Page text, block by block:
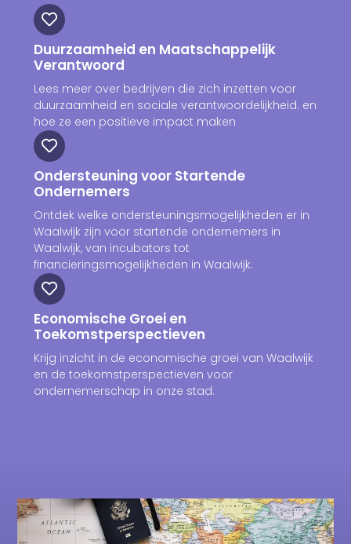
Duurzaamheid en Maatschappelijk
Verantwoord
Lees meer over bedrijven die zich inzetten voor
duurzaamheid en sociale verantwoordelijkheid. en
hoe ze een positieve impact maken
Ondersteuning voor Startende
Ondernemers
Ontdek welke ondersteuningsmogelijkheden er in
Waalwijk zijn voor startende ondernemers in
Waalwijk, van incubators tot
financieringsmogelijkheden in Waalwijk.
Economische Groei en
Toekomstperspectieven
Krijg inzicht in de economische groei van Waalwijk
en de toekomstperspectieven voor
ondernemerschap in onze stad.